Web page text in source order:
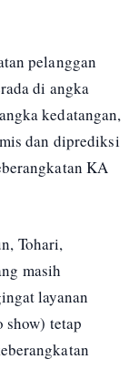
pelanggan
di angka
kedatangan,
dan diprediksi
KA
Tohari,
masih
layanan
tetap